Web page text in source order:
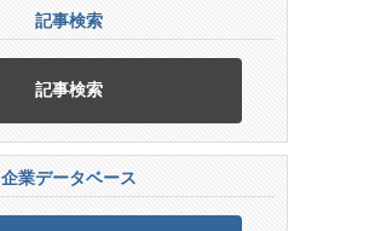
記事検索
記事検索
企業データベース